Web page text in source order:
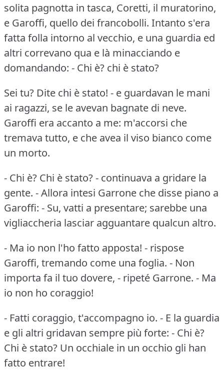
solita pagnotta in tasca, Coretti, il muratorino,
e Garoffi, quello dei francobolli. Intanto s'era
fatta folla intorno al vecchio, e una guardia ed
altri correvano qua e là minacciando e
domandando: - Chi è? chi è stato?
Sei tu? Dite chi è stato! - e guardavan le mani
ai ragazzi, se le avevan bagnate di neve.
Garoffi era accanto a me: m'accorsi che
tremava tutto, e che avea il viso bianco come
un morto.
- Chi è? Chi è stato?- continuava a gridare la
gente. - Allora intesi Garrone che disse piano a
Garoffi: - Su, vatti a presentare; sarebbe una
vigliaccheria lasciar agguantare qualcun altro.
- Ma io non l'ho fatto apposta! - rispose
Garoffi, tremando come una foglia. - Non
importa fa il tuo dovere, - ripeté Garrone. - Ma
io non ho coraggio!
- Fatti coraggio, t'accompagno io. - E la guardia
e gli altri gridavan sempre più forte: - Chi è?
Chi è stato? Un occhiale in un occhio gli han
fatto entrare!